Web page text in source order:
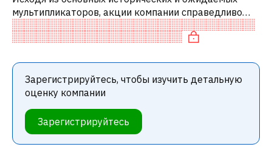
мультипликаторов, акции компании справедливо
оценены по сравнению с аналогичными компаниями.
В частности, акция компании справ
Зарегистрируйтесь, чтобы изучить детальную
оценку компании
Зарегистрируйтесь